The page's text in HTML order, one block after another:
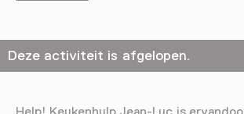
Deze activiteit is afgelopen.